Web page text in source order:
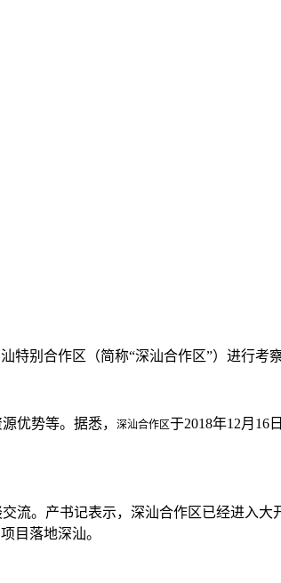
别合作区（简称“深汕合作区”）进行考察
优势等。据悉， 深汕合作区于2018年12月16
流。产书记表示，深汕合作区已经进入大
目落地深汕。